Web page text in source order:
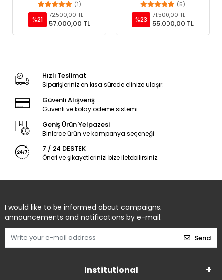
Add to cart
(1)
%21
72.500,00 TL
57.000,00 TL
Add to cart
(5)
%23
71.500,00 TL
55.000,00 TL
Hızlı Teslimat
Siparişleriniz en kısa sürede elinize ulaşır.
Güvenli Alışveriş
Güvenli ve kolay ödeme sistemi
Geniş Ürün Yelpazesi
Binlerce ürün ve kampanya seçeneği
7 / 24 DESTEK
Öneri ve şikayetlerinizi bize iletebilirsiniz.
I would like to be informed about campaigns,
announcements and notifications by e-mail.
Send
Institutional